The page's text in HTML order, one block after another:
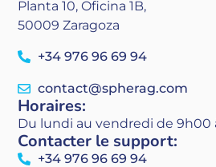
Planta 10, Oficina 1B,
50009 Zaragoza
+34 976 96 69 94
contact@spherag.com
Horaires:
Du lundi au vendredi de 9h00
Contacter le support​:
+34 976 96 69 94